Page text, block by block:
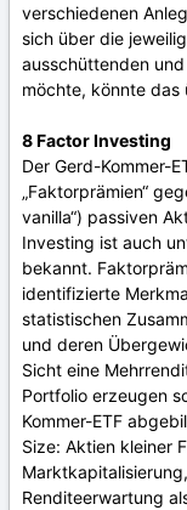
verschiedenen
sich über die
ausschüttenden
möchte, könnte das
8 Factor Investing
Der Gerd-Kommer-
„Faktorprämien“
vanilla“) passiven
Investing ist auch
bekannt.
identifizierte
statistischen
und deren
Sicht eine
Portfolio erzeugen
Kommer-ETF
Size: Aktien kleiner
Renditeerwartung